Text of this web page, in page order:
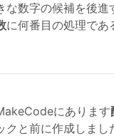
な数字の候補を後進
に何番目の処理であ
にあります
クと前に作成しまし